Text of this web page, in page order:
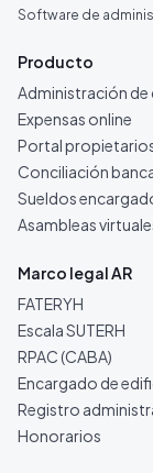
Software de
Producto
Administración
Expensas online
Portal
Conciliación
Sueldos
Asambleas
Marco legal AR
FATERYH
Escala SUTERH
RPAC (CABA)
Encargado de
Registro
Honorarios